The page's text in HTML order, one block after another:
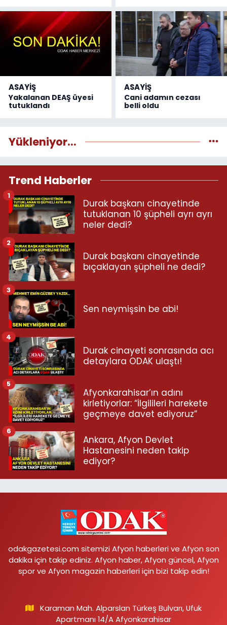
ASAYİŞ
Yakalanan DEAŞ üyesi
tutuklandı
ASAYİŞ
Cani adamın cezası
belli oldu
Yükleniyor...
Trend Haberler
Durak başkanı cinayetinde
tutuklanan 10 şüpheli ayrı ayrı
neler dedi?
1
Durak başkanı cinayetinde
bıçaklayan şüpheli ne dedi?
2
Sen neymişsin be abi!
3
Durak cinayeti sonrasında acı
detaylara ODAK ulaştı!
4
Afyonkarahisar’ın adını
kirletiyorlar: “İlgilileri harekete
geçmeye davet ediyoruz”
5
Ankara, Afyon Devlet
Hastanesini neden takip
ediyor?
6
odakgazetesi.com sitemizi Afyon haberleri ve Afyon son
dakika için takip ediniz. Afyon haber, Afyon güncel, Afyon
spor ve Afyon magazin haberleri için bizi takip edin!
Karaman Mah. Alparslan Türkeş Bulvarı, Ufuk
Apartmanı 14/A Afyonkarahisar